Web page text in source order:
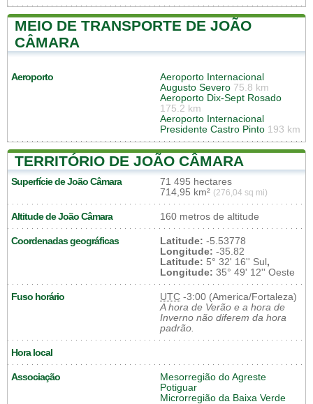
MEIO DE TRANSPORTE DE JOÃO
CÂMARA
Aeroporto
Aeroporto Internacional
Augusto Severo 75.8 km
Aeroporto Dix-Sept Rosado
175.2 km
Aeroporto Internacional
Presidente Castro Pinto 193 km
TERRITÓRIO DE JOÃO CÂMARA
Superfície de João Câmara
71 495 hectares
714,95 km² (276,04 sq mi)
Altitude de João Câmara 160 metros de altitude
Coordenadas geográficas Latitude: -5.53778
Longitude: -35.82
Latitude: 5° 32' 16'' Sul,
Longitude: 35° 49' 12'' Oeste
Fuso horário UTC -3:00 (America/Fortaleza)
A hora de Verão e a hora de
Inverno não diferem da hora
padrão.
Hora local
Associação
Mesorregião do Agreste
Potiguar
Microrregião da Baixa Verde